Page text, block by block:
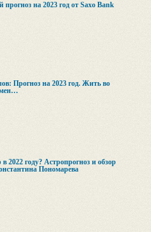
на 2023 год от Saxo Bank
Прогноз на 2023 год. Жить во
2022 году? Астропрогноз и обзор
Пономарева